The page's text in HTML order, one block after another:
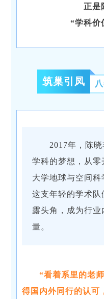
正是
“学科价
筑巢引凤
2017年，陈
学科的梦想，从
大学地球与空间科
这支年轻的学术
露头角，成为行业
量。
“看着系里的老
得国内外同行的认可